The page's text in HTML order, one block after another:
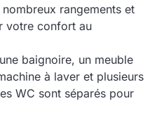
rangements et
votre confort au
baignoire, un meuble
à laver et plusieurs
WC sont séparés pour